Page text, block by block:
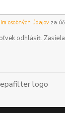
osobných údajovza
odhlásiť.